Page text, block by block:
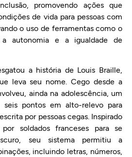
promovendo ações que
de vida para pessoas com
o uso de ferramentas como o
a autonomia e a igualdade de
a história de Louis Braille,
leva seu nome. Cego desde a
ainda na adolescência, um
seis pontos em alto-relevo para
por pessoas cegas. Inspirado
soldados franceses para se
seu sistema permitiu a
incluindo letras, números,